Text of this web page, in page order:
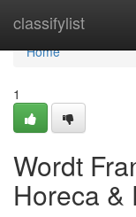
classifylist
Home
Home
1
Wordt
Horeca &